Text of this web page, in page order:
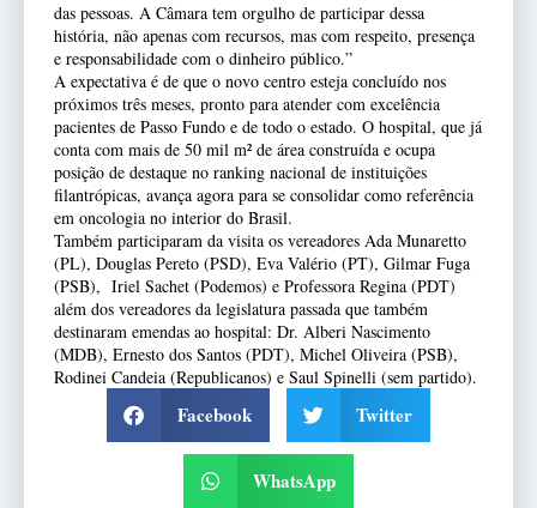
das pessoas. A Câmara tem orgulho de participar dessa
história, não apenas com recursos, mas com respeito, presença
e responsabilidade com o dinheiro público.”
A expectativa é de que o novo centro esteja concluído nos
próximos três meses, pronto para atender com excelência
pacientes de Passo Fundo e de todo o estado. O hospital, que já
conta com mais de 50 mil m² de área construída e ocupa
posição de destaque no ranking nacional de instituições
filantrópicas, avança agora para se consolidar como referência
em oncologia no interior do Brasil.
Também participaram da visita os vereadores Ada Munaretto
(PL), Douglas Pereto (PSD), Eva Valério (PT), Gilmar Fuga
(PSB), Iriel Sachet (Podemos) e Professora Regina (PDT)
além dos vereadores da legislatura passada que também
destinaram emendas ao hospital: Dr. Alberi Nascimento
(MDB), Ernesto dos Santos (PDT), Michel Oliveira (PSB),
Rodinei Candeia (Republicanos) e Saul Spinelli (sem partido).
Facebook Twitter
WhatsApp